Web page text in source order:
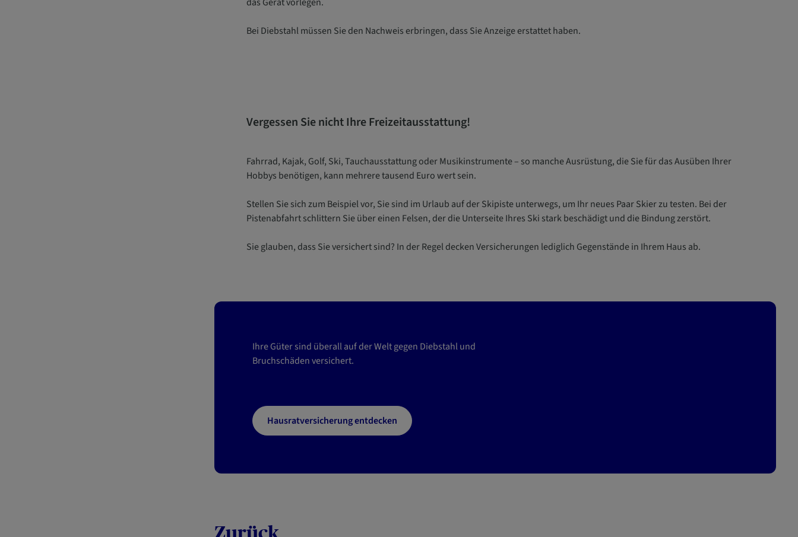
Bei Diebstahl müssen Sie den Nachweis erbringen, dass Sie Anzeige erstattet haben.
Vergessen Sie nicht Ihre Freizeitausstattung!
Fahrrad, Kajak, Golf, Ski, Tauchausstattung oder Musikinstrumente – so manche Ausrüstung, die Sie für das Ausüben Ihrer
Hobbys benötigen, kann mehrere tausend Euro wert sein.
Stellen Sie sich zum Beispiel vor, Sie sind im Urlaub auf der Skipiste unterwegs, um Ihr neues Paar Skier zu testen. Bei der
Pistenabfahrt schlittern Sie über einen Felsen, der die Unterseite Ihres Ski stark beschädigt und die Bindung zerstört.
Sie glauben, dass Sie versichert sind? In der Regel decken Versicherungen lediglich Gegenstände in Ihrem Haus ab.
Ihre Güter sind überall auf der Welt gegen Diebstahl und
Bruchschäden versichert.
Hausratversicherung entdecken